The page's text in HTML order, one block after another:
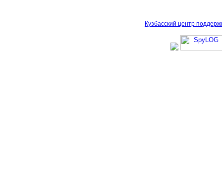
Кузбасский центр